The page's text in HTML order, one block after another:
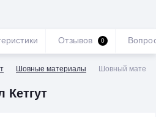
Шовные материалы Шовный
Отзывов 0